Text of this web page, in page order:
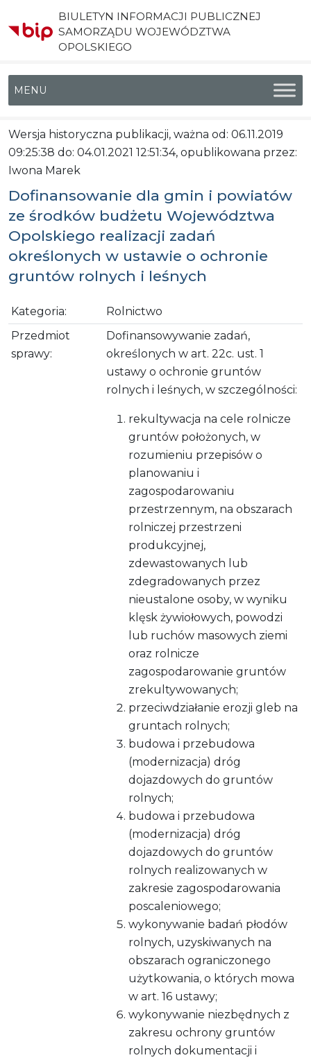
BIULETYN INFORMACJI PUBLICZNEJ
SAMORZĄDU WOJEWÓDZTWA
OPOLSKIEGO
Menu główne
Wersja historyczna publikacji, ważna od: 06.11.2019
09:25:38 do: 04.01.2021 12:51:34, opublikowana przez:
Iwona Marek
Dofinansowanie dla gmin i powiatów
ze środków budżetu Województwa
Opolskiego realizacji zadań
określonych w ustawie o ochronie
gruntów rolnych i leśnych
Kategoria:
Rolnictwo
Przedmiot
sprawy:
Dofinansowywanie zadań,
określonych w art. 22c. ust. 1
ustawy o ochronie gruntów
rolnych i leśnych, w szczególności:
rekultywacja na cele rolnicze
gruntów położonych, w
rozumieniu przepisów o
planowaniu i
zagospodarowaniu
przestrzennym, na obszarach
rolniczej przestrzeni
produkcyjnej,
zdewastowanych lub
zdegradowanych przez
nieustalone osoby, w wyniku
klęsk żywiołowych, powodzi
lub ruchów masowych ziemi
oraz rolnicze
zagospodarowanie gruntów
zrekultywowanych;
przeciwdziałanie erozji gleb na
gruntach rolnych;
budowa i przebudowa
(modernizacja) dróg
dojazdowych do gruntów
rolnych;
budowa i przebudowa
(modernizacja) dróg
dojazdowych do gruntów
rolnych realizowanych w
zakresie zagospodarowania
poscaleniowego;
wykonywanie badań płodów
rolnych, uzyskiwanych na
obszarach ograniczonego
użytkowania, o których mowa
w art. 16 ustawy;
wykonywanie niezbędnych z
zakresu ochrony gruntów
rolnych dokumentacji i